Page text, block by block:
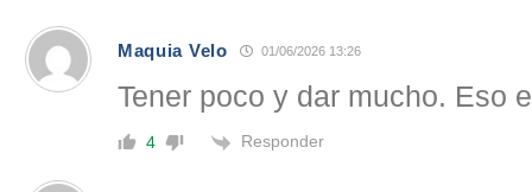
Maquia Velo 01/06/2026 13:26
Tener poco y dar mucho. Eso
4 Responder